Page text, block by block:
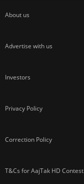
About us
Advertise with us
Investors
Privacy Policy
Correction Policy
T&Cs for AajTak HD Contest